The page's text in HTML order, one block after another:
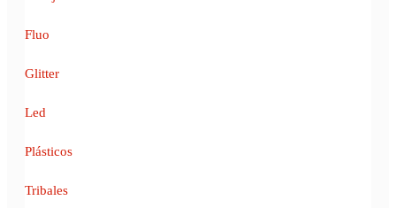
Fluo
Glitter
Led
Plásticos
Tribales